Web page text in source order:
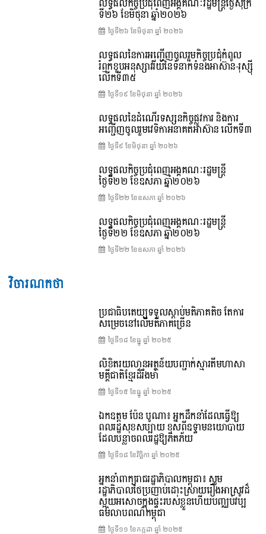
លទ្ធផលកិច្ចប្រជុំពេញអង្គគណៈរដ្ឋមន្រ្តីថ្ងៃសុក្រ
ទី២៦ ខែមិថុនា ឆ្នាំ២០២៦
ថ្ងៃទី២៦ ខែ​មិថុនា ឆ្នាំ ២០២៦
លទ្ធផលនៃការអញ្ជើញចូលរួមកិច្ចប្រជុំកំពូល
រំឭកខួបអនុស្សាវរីយ៍នៃទំនាក់ទំនងអាស៊ាន-រុស្ស៊ី
លើកទី៣៥
ថ្ងៃទី១៩ ខែ​មិថុនា ឆ្នាំ ២០២៦
លទ្ធផលនៃដំណើរទស្សនកិច្ចផ្លូវការ និងការ
អញ្ជើញចូលរួមវេទិកាអនាគតអាស៊ាន លើកទី៣
ថ្ងៃទី៩ ខែ​មិថុនា ឆ្នាំ ២០២៦
លទ្ធផលកិច្ចប្រជុំពេញអង្គគណៈរដ្ឋមន្ត្រី
ថ្ងៃទី២២ ខែឧសភា ឆ្នាំ២០២៦
ថ្ងៃទី២២ ខែ​ឧសភា ឆ្នាំ ២០២៦
លទ្ធផលកិច្ចប្រជុំពេញអង្គគណៈរដ្ឋមន្រ្តី
ថ្ងៃទី២២ ខែឧសភា ឆ្នាំ២០២៦
ថ្ងៃទី២២ ខែ​ឧសភា ឆ្នាំ ២០២៦
វិចារណកថា
ប្រជាធិបតេយ្យទទួលស្តាប់មតិភាគតិច តែការ
សម្រេចនៅលើមតិភាគច្រើន
ថ្ងៃទី១៨ ខែ​ធ្នូ ឆ្នាំ ២០២៥
លិខិតរយលានអត្ថន័យបញ្ជាក់ស្មារតីមហាសា
មគ្គីជាតិខ្មែរដ៏រឹងមាំ
ថ្ងៃទី១៥ ខែ​ធ្នូ ឆ្នាំ ២០២៥
ឯកឧត្តម ប៉ែន បូណា៖ អ្នកដឹកនាំដែលធ្វើឱ្យ
ពលរដ្ឋសុខសប្បាយ ខុសពីឧទ្ទាមនយោបាយ
ដែលបន្លាចពលរដ្ឋឱ្យភិតភ័យ
ថ្ងៃទី១៨ ខែ​វិច្ឆិកា ឆ្នាំ ២០២៥
អ្នកនាំពាក្យរាជរដ្ឋាភិបាលកម្ពុជា៖ សូម
រដ្ឋាភិបាលថៃប្រញាប់ដោះស្រាយរឿងអាស្រូវដ៏
ស្អុយអសោចក្នុងផ្ទះរបស់ខ្លួនហើយបញ្ឈប់វប្ប
ធម៌លាបពណ៌កម្ពុជា
ថ្ងៃទី១១ ខែ​កក្កដា ឆ្នាំ ២០២៥